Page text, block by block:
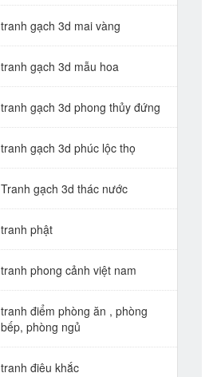
tranh gạch 3d mai vàng
tranh gạch 3d mẫu hoa
tranh gạch 3d phong thủy đứng
tranh gạch 3d phúc lộc thọ
Tranh gạch 3d thác nước
tranh phật
tranh phong cảnh việt nam
tranh điểm phòng ăn , phòng
bếp, phòng ngủ
tranh điêu khắc